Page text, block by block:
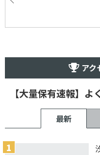
アク
【大量保有速報】
最新